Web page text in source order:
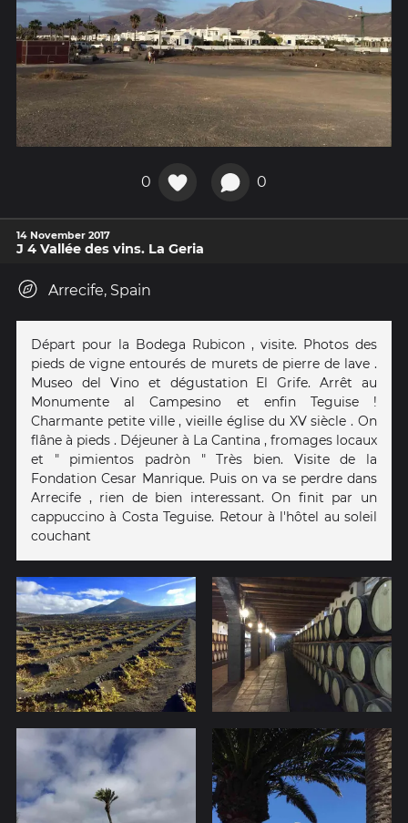
0 0
14 November 2017
J 4 Vallée des vins. La Geria
Arrecife, Spain
Départ pour la Bodega Rubicon , visite. Photos des
pieds de vigne entourés de murets de pierre de lave .
Museo del Vino et dégustation El Grife. Arrêt au
Monumente al Campesino et enfin Teguise !
Charmante petite ville , vieille église du XV siècle . On
flâne à pieds . Déjeuner à La Cantina , fromages locaux
et " pimientos padròn " Très bien. Visite de la
Fondation Cesar Manrique. Puis on va se perdre dans
Arrecife , rien de bien interessant. On finit par un
cappuccino à Costa Teguise. Retour à l'hôtel au soleil
couchant